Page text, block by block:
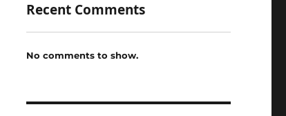
Recent Comments
No comments to show.